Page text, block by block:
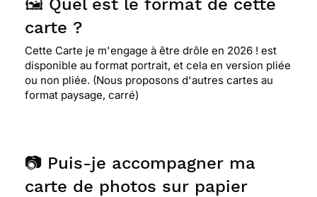
🖼️ Quel est le format de cette
carte ?
Cette Carte je m'engage à être drôle en 2026 ! est
disponible au format portrait, et cela en version pliée
ou non pliée. (Nous proposons d'autres cartes au
format paysage, carré)
📷 Puis-je accompagner ma
carte de photos sur papier